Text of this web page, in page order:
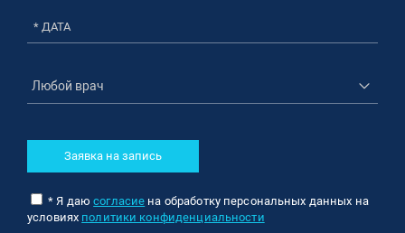
* ДАТА
Заявка на запись
* Я даюсогласие на обработку персональных данных на
условиях политики конфиденциальности